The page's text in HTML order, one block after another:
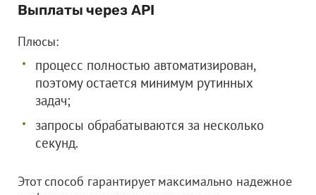
Выплаты через API
Плюсы:
процесс полностью автоматизирован,
поэтому остается минимум рутинных
задач;
запросы обрабатываются за несколько
секунд.
Этот способ гарантирует максимально надежное